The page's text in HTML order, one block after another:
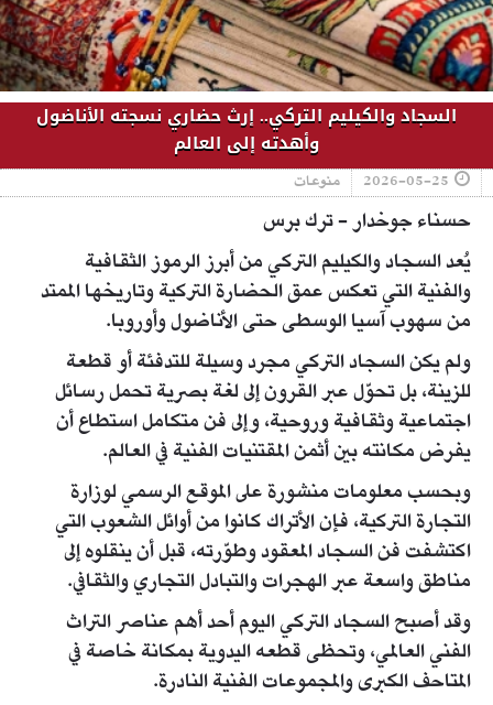
السجاد والكيليم التركي.. إرث حضاري نسجته الأناضول
وأهدته إلى العالم
2026-05-25 منوعات
حسناء جوخدار - ترك برس
يُعد السجاد والكيليم التركي من أبرز الرموز الثقافية
والفنية التي تعكس عمق الحضارة التركية وتاريخها الممتد
من سهوب آسيا الوسطى حتى الأناضول وأوروبا.
ولم يكن السجاد التركي مجرد وسيلة للتدفئة أو قطعة
للزينة، بل تحوّل عبر القرون إلى لغة بصرية تحمل رسائل
اجتماعية وثقافية وروحية، وإلى فن متكامل استطاع أن
يفرض مكانته بين أثمن المقتنيات الفنية في العالم.
وبحسب معلومات منشورة على الموقع الرسمي لوزارة
التجارة التركية، فإن الأتراك كانوا من أوائل الشعوب التي
اكتشفت فن السجاد المعقود وطوّرته، قبل أن ينقلوه إلى
مناطق واسعة عبر الهجرات والتبادل التجاري والثقافي.
وقد أصبح السجاد التركي اليوم أحد أهم عناصر التراث
الفني العالمي، وتحظى قطعه اليدوية بمكانة خاصة في
المتاحف الكبرى والمجموعات الفنية النادرة.